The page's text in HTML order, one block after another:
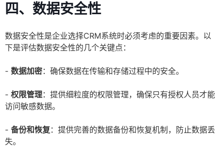
四、数据安全性
数据安全性是企业选择CRM系统时必须考虑的重要因素。以
下是评估数据安全性的几个关键点：
- 数据加密：确保数据在传输和存储过程中的安全。
- 权限管理：提供细粒度的权限管理，确保只有授权人员才能
访问敏感数据。
- 备份和恢复 ：提供完善的数据备份和恢复机制，防止数据丢
失。